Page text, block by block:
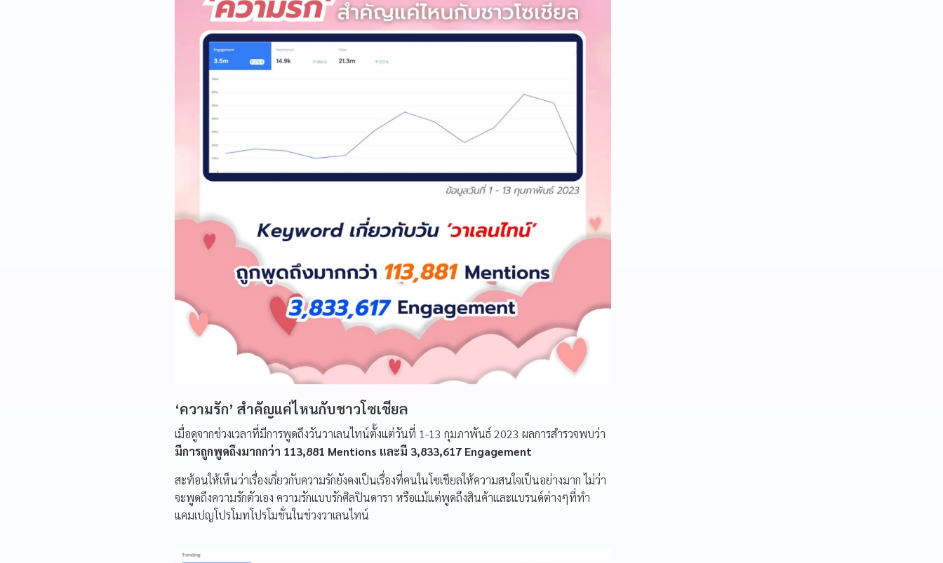
‘ความรัก’ สำคัญแค่ไหนกับชาวโซเชียล
เมื่อดูจากช่วงเวลาที่มีการพูดถึงวันวาเลนไทน์ตั้งแต่วันที่ 1-13 กุมภาพันธ์ 2023 ผลการสำรวจพบว่า
มีการถูกพูดถึงมากกว่า 113,881 Mentions และมี 3,833,617 Engagement
สะท้อนให้เห็นว่าเรื่องเกี่ยวกับความรักยังคงเป็นเรื่องที่คนในโซเชียลให้ความสนใจเป็นอย่างมาก ไม่ว่า
จะพูดถึงความรักตัวเอง ความรักแบบรักศิลปินดารา หรือแม้แต่พูดถึงสินค้าและแบรนด์ต่างๆที่ทำ
แคมเปญโปรโมทโปรโมชั่นในช่วงวาเลนไทน์